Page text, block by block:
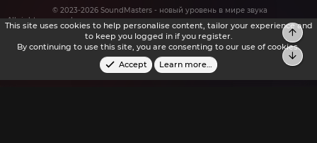
© 2023-2026 SoundMasters - новый уровень в мире звука
All rights reserved.
This site uses cookies to help personalise content, tailor your experience and
to keep you logged in if you register.
By continuing to use this site, you are consenting to our use of cookies.
Accept
Learn more…
Top